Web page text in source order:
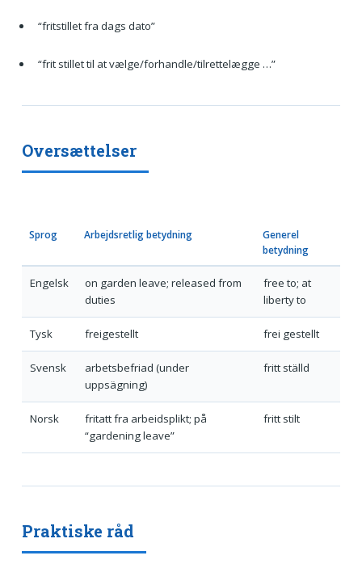
“fritstillet fra dags dato”
“frit stillet til at vælge/forhandle/tilrettelægge …”
Oversættelser
Sprog Arbejdsretlig betydning
Generel
betydning
Engelsk
on garden leave; released from
duties
free to; at
liberty to
Tysk freigestellt frei gestellt
Svensk
arbetsbefriad (under
uppsägning)
fritt ställd
Norsk
fritatt fra arbeidsplikt; på
“gardening leave”
fritt stilt
Praktiske råd